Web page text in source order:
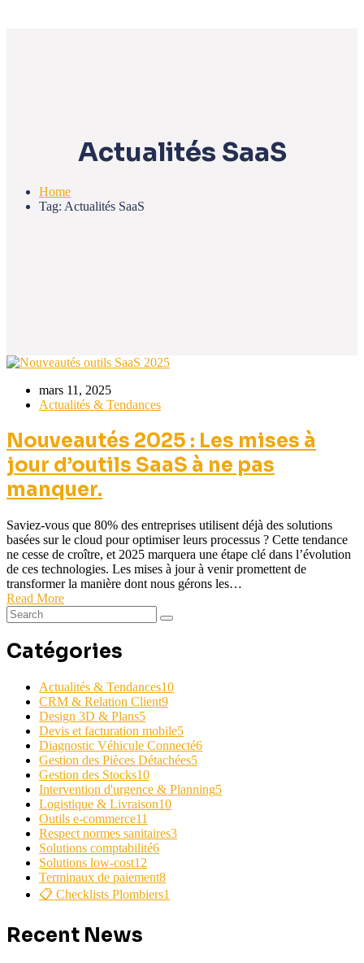
Actualités SaaS
Home
Tag: Actualités SaaS
mars 11, 2025
Actualités & Tendances
Nouveautés 2025 : Les mises à
jour d’outils SaaS à ne pas
manquer.
Saviez-vous que 80% des entreprises utilisent déjà des solutions
basées sur le cloud pour optimiser leurs processus ? Cette tendance
ne cesse de croître, et 2025 marquera une étape clé dans l’évolution
de ces technologies. Les mises à jour à venir promettent de
transformer la manière dont nous gérons les…
Read More
Catégories
Actualités & Tendances10
CRM & Relation Client9
Design 3D & Plans5
Devis et facturation mobile5
Diagnostic Véhicule Connecté6
Gestion des Pièces Détachées5
Gestion des Stocks10
Intervention d'urgence & Planning5
Logistique & Livraison10
Outils e-commerce11
Respect normes sanitaires3
Solutions comptabilité6
Solutions low-cost12
Terminaux de paiement8
📋 Checklists Plombiers1
Recent News